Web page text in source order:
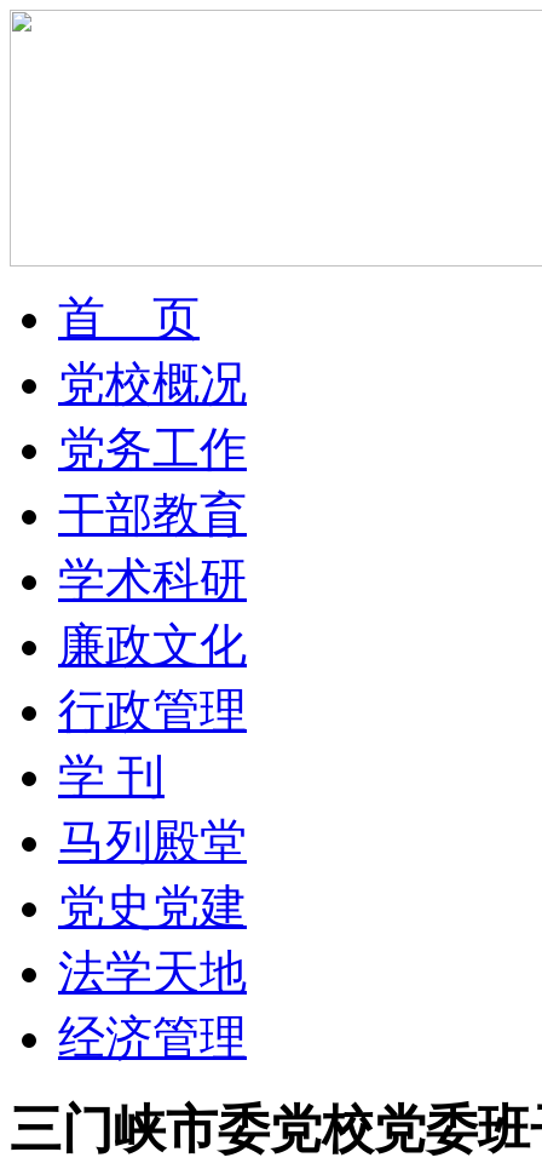
首 页
党校概况
党务工作
干部教育
学术科研
廉政文化
行政管理
学 刊
马列殿堂
党史党建
法学天地
经济管理
三门峡市委党校党委